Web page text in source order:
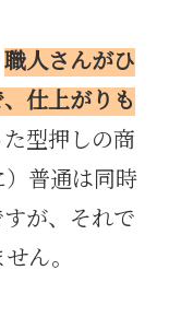
職人さんがひ
仕上がりも
型押しの商
普通は同時
が、それで
ん。